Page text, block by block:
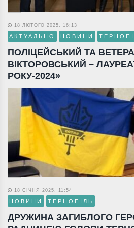
18 ЛЮТОГО 2025, 16:13
АКТУАЛЬНО НОВИНИ
ПОЛІЦЕЙСЬКИЙ ТА
ВІКТОРОВСЬКИЙ –
РОКУ-2024»
18 СІЧНЯ 2025, 11:54
НОВИНИ ТЕРНОПІЛЬ
ДРУЖИНА ЗАГИБЛОГО